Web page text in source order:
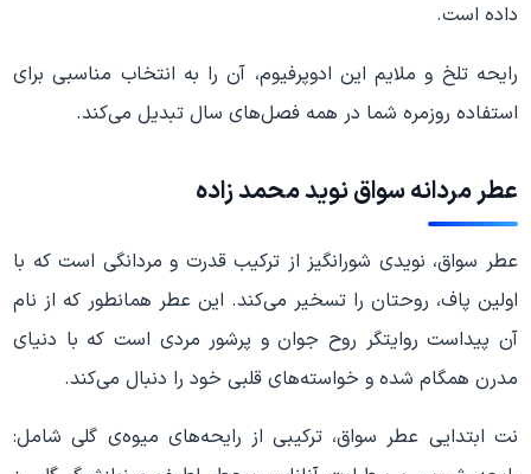
داده است.
رایحه تلخ و ملایم این ادوپرفیوم، آن را به انتخاب مناسبی برای
استفاده روزمره شما در همه فصل‌های سال تبدیل می‌کند.
عطر مردانه سواق نوید محمد زاده
عطر سواق، نویدی شورانگیز از ترکیب قدرت و مردانگی است که با
اولین پاف، روحتان را تسخیر می‌کند. این عطر همانطور که از نام
آن پیداست روایتگر روح جوان و پرشور مردی است که با دنیای
مدرن همگام شده و خواسته‌های قلبی خود را دنبال می‌کند.
نت ابتدایی عطر سواق، ترکیبی از رایحه‌های میوه‌ی گلی شامل: